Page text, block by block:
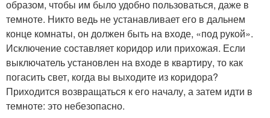
образом, чтобы им было удобно пользоваться, даже в
темноте. Никто ведь не устанавливает его в дальнем
конце комнаты, он должен быть на входе, «под рукой».
Исключение составляет коридор или прихожая. Если
выключатель установлен на входе в квартиру, то как
погасить свет, когда вы выходите из коридора?
Приходится возвращаться к его началу, а затем идти в
темноте: это небезопасно.